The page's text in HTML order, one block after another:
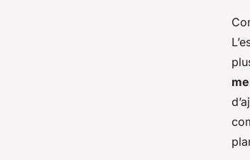
Capteur de
horticole :
un rendement